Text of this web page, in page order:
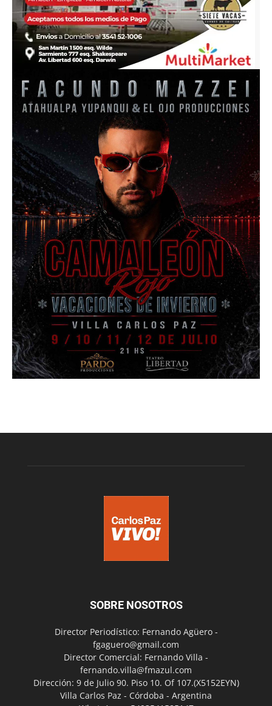
SOBRE NOSOTROS
Director Periodístico: Fernando Agüero -
fgaguero@gmail.com
Director Comercial: Fernando Villa -
fernando.villa@fmazul.com
Dirección: 9 de Julio 90. Piso 10. Of 107.(X5152EYN)
Villa Carlos Paz - Córdoba - Argentina